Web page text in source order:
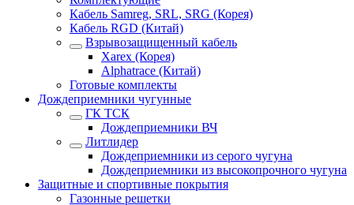
Кабель Samreg, SRL, SRG (Корея)
Кабель RGD (Китай)
Взрывозащищенный кабель
Xarex (Корея)
Alphatrace (Китай)
Готовые комплекты
Дождеприемники чугунные
ГК ТСК
Дождеприемники ВЧ
Литлидер
Дождеприемники из серого чугуна
Дождеприемники из высокопрочного чугуна
Защитные и спортивные покрытия
Газонные решетки